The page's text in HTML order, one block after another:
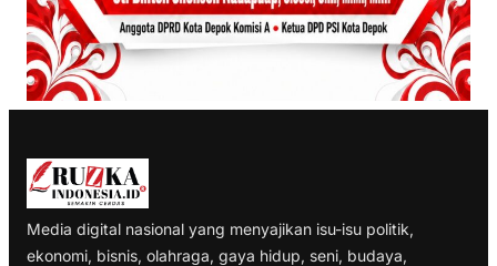
Media digital nasional yang menyajikan isu-isu politik,
ekonomi, bisnis, olahraga, gaya hidup, seni, budaya,